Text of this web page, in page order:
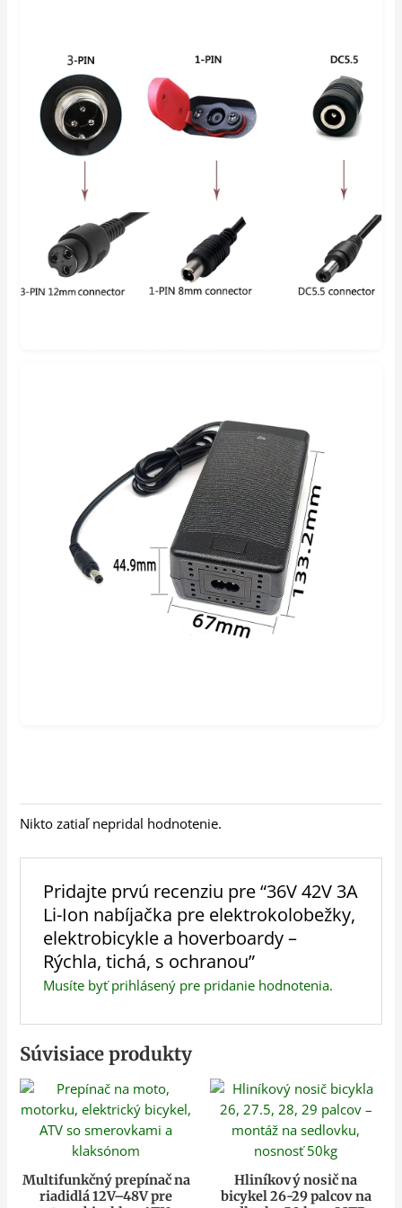
Nikto zatiaľ nepridal hodnotenie.
Pridajte prvú recenziu pre “36V 42V 3A
Li-Ion nabíjačka pre elektrokolobežky,
elektrobicykle a hoverboardy –
Rýchla, tichá, s ochranou”
Musíte byťprihlásenýpre pridanie hodnotenia.
Súvisiace produkty
Multifunkčný prepínač na
riadidlá 12V–48V pre
Hliníkový nosič na
bicykel 26-29 palcov na